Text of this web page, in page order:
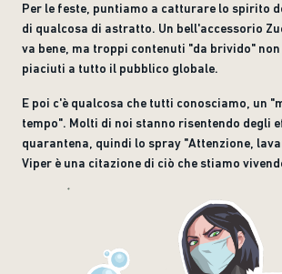
Per le feste, puntiamo a catturare lo spirito
di qualcosa di astratto. Un bell'accessorio
va bene, ma troppi contenuti "da brivido"
piaciuti a tutto il pubblico globale.
E poi c'è qualcosa che tutti conosciamo, un
tempo". Molti di noi stanno risentendo degli
quarantena, quindi lo spray "Attenzione,
Viper è una citazione di ciò che stiamo